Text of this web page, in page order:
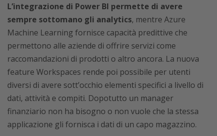
L’integrazione di Power BI permette di avere
sempre sottomano gli analytics, mentre Azure
Machine Learning fornisce capacità predittive che
permettono alle aziende di offrire servizi come
raccomandazioni di prodotti o altro ancora. La nuova
feature Workspaces rende poi possibile per utenti
diversi di avere sott’occhio elementi specifici a livello di
dati, attività e compiti. Dopotutto un manager
finanziario non ha bisogno o non vuole che la stessa
applicazione gli fornisca i dati di un capo magazzino.